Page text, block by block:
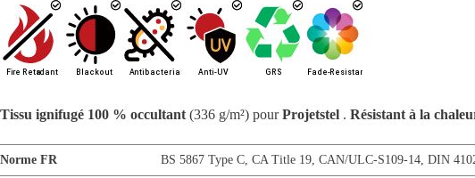
Tissu ignifugé 100 % occultant (336 g/m²) pourProjetstel . Résistant à la
Norme FR BS 5867 Type C CA Title 19 CAN/ULC-S109-14 DIN